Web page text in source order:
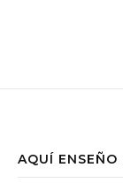
AQUÍ ENSEÑO